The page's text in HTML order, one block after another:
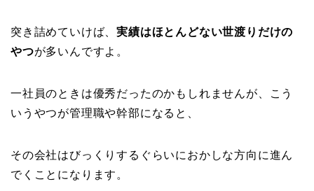
突き詰めていけば、実績はほとんどない世渡りだけの
やつが多いんですよ。
一社員のときは優秀だったのかもしれませんが、こう
いうやつが管理職や幹部になると、
その会社はびっくりするぐらいにおかしな方向に進ん
でくことになります。